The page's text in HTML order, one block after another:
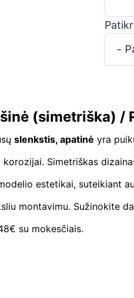
-
(simetriška) /
slenkstis, apatinė yra
Simetriškas
estetikai, suteikiant
montavimu. Sužinokite
su mokesčiais.